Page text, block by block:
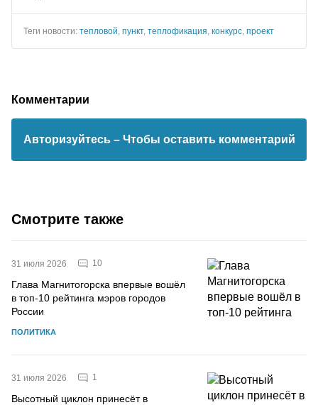
Теги новости: тепловой пункт, теплофикация конкурс проект
Комментарии
Авторизуйтесь – Чтобы оставить комментарий
Смотрите также
31 июля 2026 10
Глава Магнитогорска впервые вошёл
в топ-10 рейтинга мэров городов
России
ПОЛИТИКА
31 июля 2026 1
Высотный циклон принесёт в